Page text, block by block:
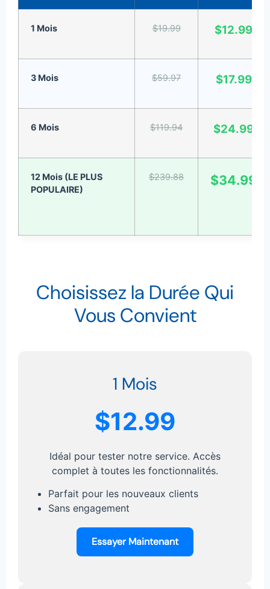
1 Mois $19.99 $12.99
3 Mois $59.97 $17.99
6 Mois $119.94 $24.99
12 Mois (LE PLUS
POPULAIRE)
$239.88 $34.99
Choisissez la Durée Qui
Vous Convient
1 Mois
$12.99
Idéal pour tester notre service. Accès
complet à toutes les fonctionnalités.
Parfait pour les nouveaux clients
Sans engagement
Essayer Maintenant